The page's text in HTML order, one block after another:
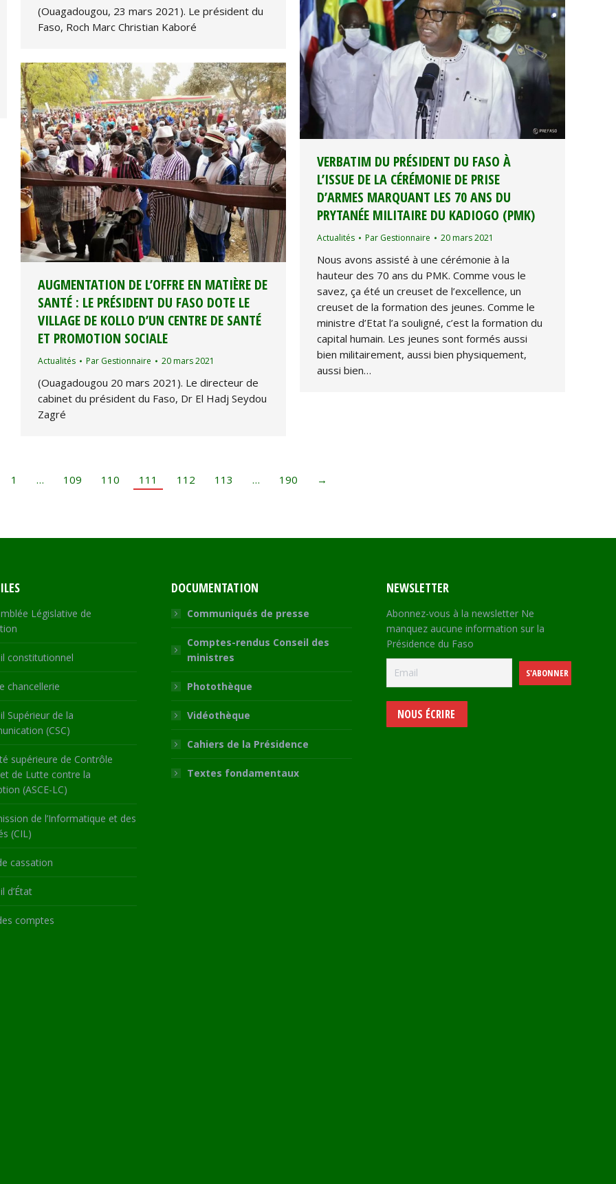
(Ouagadougou, 23 mars 2021). Le président du
Faso, Roch Marc Christian Kaboré
VERBATIM DU PRÉSIDENT DU FASO À
L’ISSUE DE LA CÉRÉMONIE DE PRISE
D’ARMES MARQUANT LES 70 ANS DU
PRYTANÉE MILITAIRE DU KADIOGO (PMK)
Actualités Par Gestionnaire 20 mars 2021
Nous avons assisté à une cérémonie à la
hauteur des 70 ans du PMK. Comme vous le
savez, ça été un creuset de l’excellence, un
creuset de la formation des jeunes. Comme le
ministre d’Etat l’a souligné, c’est la formation du
capital humain. Les jeunes sont formés aussi
bien militairement, aussi bien physiquement,
aussi bien…
AUGMENTATION DE L’OFFRE EN MATIÈRE DE
SANTÉ : LE PRÉSIDENT DU FASO DOTE LE
VILLAGE DE KOLLO D’UN CENTRE DE SANTÉ
ET PROMOTION SOCIALE
Actualités Par Gestionnaire 20 mars 2021
(Ouagadougou 20 mars 2021). Le directeur de
cabinet du président du Faso, Dr El Hadj Seydou
Zagré
1 … 109 110 111 112 113 … 190 →
Législative de
constitutionnel
chancellerie
Supérieur de la
(CSC)
supérieure de Contrôle
et de Lutte contre la
(ASCE-LC)
de l’Informatique et des
(CIL)
cassation
d’État
comptes
DOCUMENTATION
Communiqués de presse
Comptes-rendus Conseil des
ministres
Photothèque
Vidéothèque
Cahiers de la Présidence
Textes fondamentaux
NEWSLETTER
Abonnez-vous à la newsletter Ne
manquez aucune information sur la
Présidence du Faso
NOUS ÉCRIRE